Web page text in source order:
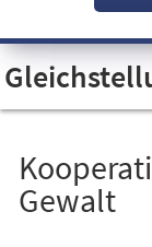
Visuelle
Assistenzsoftware
öffnen.
Gewalt